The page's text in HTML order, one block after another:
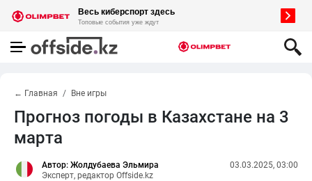
← Главная Вне игры
Прогноз погоды в Казахстане на 3
марта
Автор: Жолдубаева Эльмира
Эксперт, редактор Offside.kz
03.03.2025, 03:00